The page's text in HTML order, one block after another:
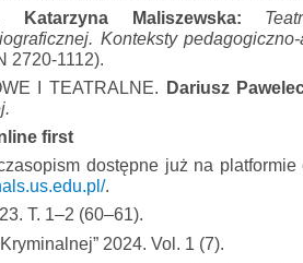
Katarzyna Maliszewska:
Konteksty
2720-1112).
I TEATRALNE. Dariusz
first
dostępne już na
.
T. 1–2 (60–61).
2024. Vol. 1 (7).